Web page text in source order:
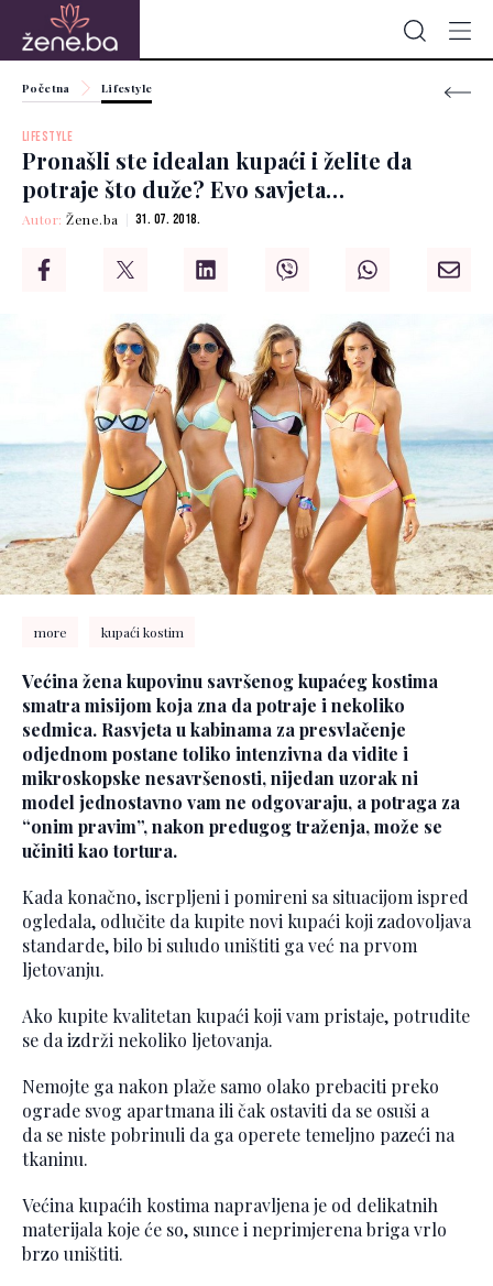
Početna Lifestyle
LIFESTYLE
Pronašli ste idealan kupaći i želite da
potraje što duže? Evo savjeta…
Autor:Žene.ba 31. 07. 2018.
more kupaći kostim
Većina žena kupovinu savršenog kupaćeg kostima
smatra misijom koja zna da potraje i nekoliko
sedmica. Rasvjeta u kabinama za presvlačenje
odjednom postane toliko intenzivna da vidite i
mikroskopske nesavršenosti, nijedan uzorak ni
model jednostavno vam ne odgovaraju, a potraga za
“onim pravim”, nakon predugog traženja, može se
učiniti kao tortura.
Kada konačno, iscrpljeni i pomireni sa situacijom ispred
ogledala, odlučite da kupite novi kupaći koji zadovoljava
standarde, bilo bi suludo uništiti ga već na prvom
ljetovanju.
Ako kupite kvalitetan kupaći koji vam pristaje, potrudite
se da izdrži nekoliko ljetovanja.
Nemojte ga nakon plaže samo olako prebaciti preko
ograde svog apartmana ili čak ostaviti da se osuši a
da se niste pobrinuli da ga operete temeljno pazeći na
tkaninu.
Većina kupaćih kostima napravljena je od delikatnih
materijala koje će so, sunce i neprimjerena briga vrlo
brzo uništiti.